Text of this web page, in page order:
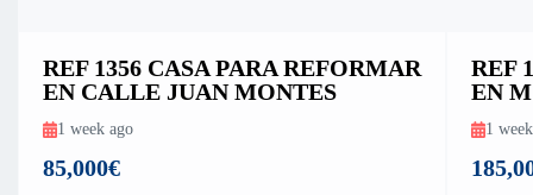
REF 1356 CASA PARA REFORMAR
EN CALLE JUAN MONTES
1 week ago
85,000€
REF
EN
1